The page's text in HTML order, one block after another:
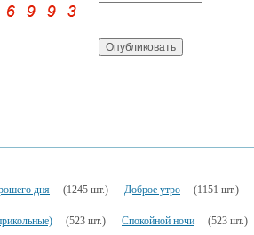
дня (1245 шт.) Доброе утро (1151 шт.)
(523 шт.) Спокойной ночи (523 шт.)